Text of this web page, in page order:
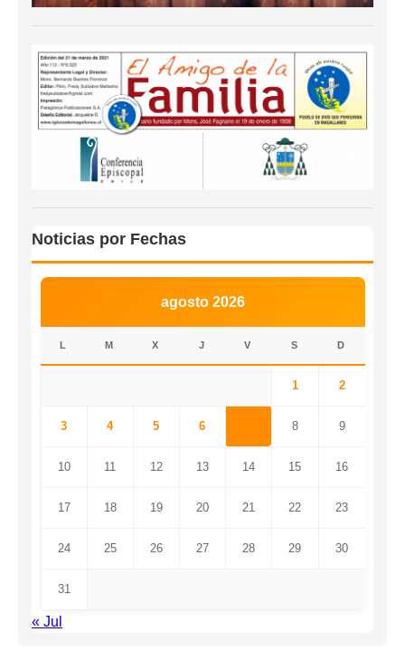
Noticias por Fechas
agosto 2026
L M X J V S D
1 2
3 4 5 6 8 9
10 11 12 13 14 15 16
17 18 19 20 21 22 23
24 25 26 27 28 29 30
31
« Jul